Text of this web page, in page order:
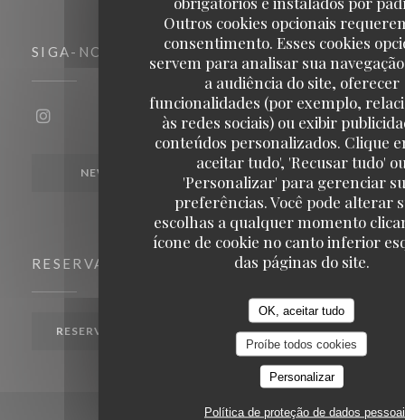
Outros cookies opcionais
consentimento. Esses cookies
servem para analisar sua
a audiência do site, oferecer
funcionalidades (por exemplo,
às redes sociais) ou exibir
conteúdos personalizados. Clique
aceitar tudo', 'Recusar tudo'
'Personalizar' para gerenciar
preferências. Você pode alterar
escolhas a qualquer momento
ícone de cookie no canto inferior
das páginas do site.
OK, aceitar tudo
Proíbe todos cookies
Personalizar
Política de proteção de dados
SIGA-NOS
Instagram ((abre numa nova janela))
NEWSLETTER
RESERVA
RESERVAR UMA MESA